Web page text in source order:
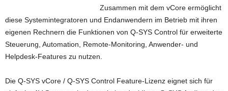
Zusammen mit dem vCore ermöglicht
diese Systemintegratoren und Endanwendern im Betrieb mit ihren
eigenen Rechnern die Funktionen von Q-SYS Control für erweiterte
Steuerung, Automation, Remote-Monitoring, Anwender- und
Helpdesk-Features zu nutzen.
Die Q-SYS vCore / Q-SYS Control Feature-Lizenz eignet sich für